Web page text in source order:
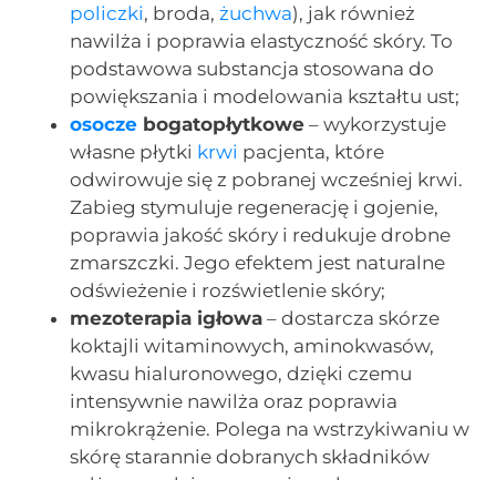
policzki, broda,żuchwa), jak również
nawilża i poprawia elastyczność skóry. To
podstawowa substancja stosowana do
powiększania i modelowania kształtu ust;
osocze bogatopłytkowe – wykorzystuje
własne płytki krwi pacjenta, które
odwirowuje się z pobranej wcześniej krwi.
Zabieg stymuluje regenerację i gojenie,
poprawia jakość skóry i redukuje drobne
zmarszczki. Jego efektem jest naturalne
odświeżenie i rozświetlenie skóry;
mezoterapia igłowa – dostarcza skórze
koktajli witaminowych, aminokwasów,
kwasu hialuronowego, dzięki czemu
intensywnie nawilża oraz poprawia
mikrokrążenie. Polega na wstrzykiwaniu w
skórę starannie dobranych składników